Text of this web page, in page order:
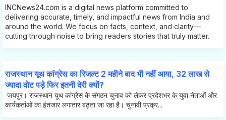
INCNews24.com is a digital news platform committed to
delivering accurate, timely, and impactful news from India and
around the world. We focus on facts, context, and clarity—
cutting through noise to bring readers stories that truly matter.
राजस्थान यूथ कांग्रेस का रिजल्ट 2 महीने बाद भी नहीं आया, 32 लाख से
ज्यादा वोट पड़े फिर इतनी देरी क्यों?
जयपुर। राजस्थान यूथ कांग्रेस के संगठन चुनाव को लेकर प्रदेशभर के युवा नेताओं और
कार्यकर्ताओं का इंतजार लगातार बढ़ता जा रहा है। चुनावी प्रक्र...